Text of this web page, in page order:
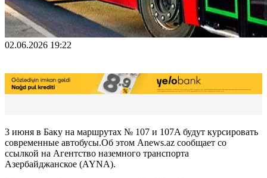
02.06.2026 19:22
3 июня в Баку на маршрутах № 107 и 107A будут курсировать
современные автобусы.Об этом Anews.az сообщает со
ссылкой на Агентство наземного транспорта
Азербайджанское (AYNA).